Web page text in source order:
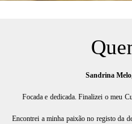
Sandrina Melo
Focada e dedicada. Finalizei o meu
Encontrei a minha paixão no registo da